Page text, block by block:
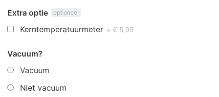
Extra optie optioneel
Kerntemperatuurmeter + € 5,95
Vacuum?
Vacuum
Niet vacuum